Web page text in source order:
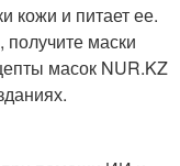
кожи и питает ее.
маски
масок NUR.KZ